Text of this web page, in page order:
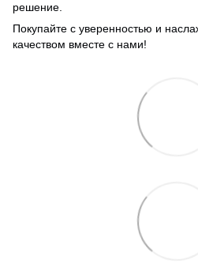
решение.
Покупайте с уверенностью и
качеством вместе с нами!